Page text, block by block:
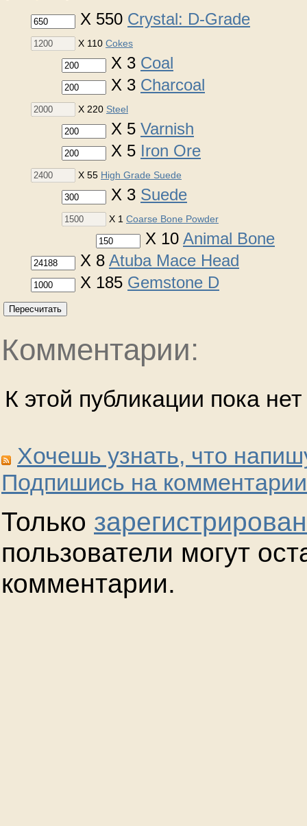
X 550 Crystal: D-Grade
X 110 Cokes
X 3 Coal
X 3 Charcoal
X 220 Steel
X 5 Varnish
X 5 Iron Ore
X 55 High Grade Suede
X 3 Suede
X 1 Coarse Bone Powder
X 10 Animal Bone
X 8 Atuba Mace Head
X 185 Gemstone D
Пересчитать
Комментарии:
К этой публикации пока
Хочешь узнать, что
Подпишись на
Только
пользователи могут
комментарии.